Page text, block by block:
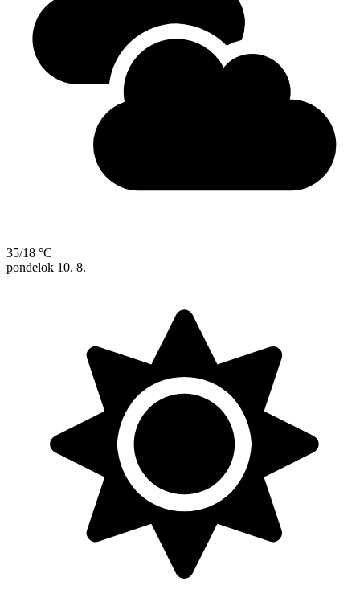
35/18 °C
pondelok 10. 8.